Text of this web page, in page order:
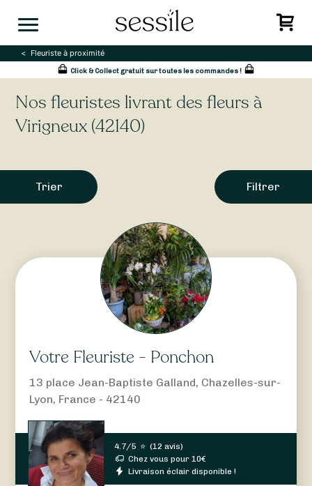
Fleuriste à proximité
Click & Collect gratuit sur toutes les commandes !
Nos fleuristes livrant des fleurs à
Virigneux (42140)
Trier Filtrer
Votre Fleuriste - Ponchon
13 place Jean-Baptiste Galland, Chazelles-sur-
Lyon, France - 42140
4.7/5 ⭐ (12 avis)
Chez vous pour10€
Livraison éclair disponible !